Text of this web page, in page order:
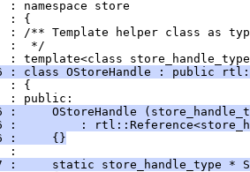
:  */
: class OStoreHandle : public
: {
:     OStoreHandle
:         :
:     {}
:     static store_handle_type *